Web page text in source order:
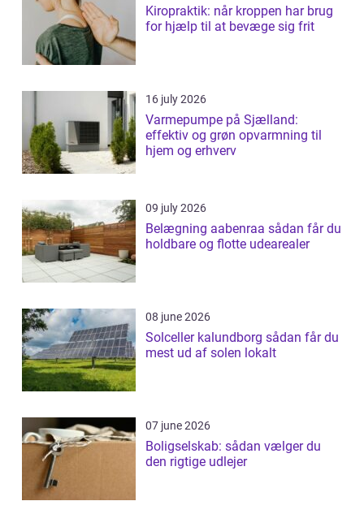
Kiropraktik: når kroppen har brug
for hjælp til at bevæge sig frit
16 july 2026
Varmepumpe på Sjælland:
effektiv og grøn opvarmning til
hjem og erhverv
09 july 2026
Belægning aabenraa sådan får du
holdbare og flotte udearealer
08 june 2026
Solceller kalundborg sådan får du
mest ud af solen lokalt
07 june 2026
Boligselskab: sådan vælger du
den rigtige udlejer